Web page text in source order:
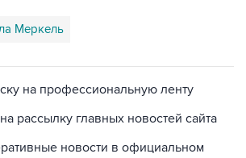
Меркель
на профессиональную ленту
рассылку главных новостей сайта
новости в официальном